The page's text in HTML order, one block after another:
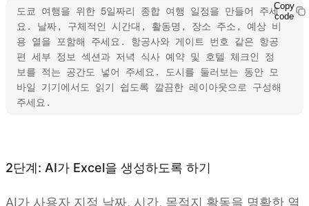
도쿄 여행을 위한 5일짜리 종합 여행 일정을 만들어 주세
요. 날짜, 구체적인 시간대, 활동명, 장소 주소, 예상 비
용 열을 포함해 주세요. 항공사와 게이트 번호 같은 항공
편 세부 정보 섹션과 저녁 식사 예약 및 호텔 체크인 정
보를 적는 공간도 넣어 주세요. 도시를 둘러보는 동안 모
바일 기기에서도 읽기 쉽도록 깔끔한 레이아웃으로 구성해
주세요.
Copy
code
2단계: AI가 Excel을 생성하도록 하기
AI가 사용자 지정 날짜, 시간, 목적지 활동을 명확한 열